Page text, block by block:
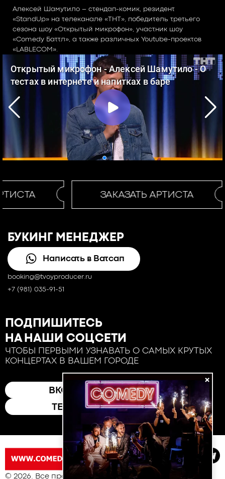
Алексей Шамутило – стендап-комик, резидент
«StandUp» на телеканале «ТНТ», победитель третьего
сезона шоу «Открытый микрофон», участник шоу
«Comedy Баттл», а также различных Youtube-проектов
«LABLECOM».
ЗАКАЗАТЬ АРТИСТА
БУКИНГ МЕНЕДЖЕР
Написать в Ватсап
booking@tvoyproducer.ru
+7 (981) 035-91-51
×
ПОДПИШИТЕСЬ
НА НАШИ СОЦСЕТИ
ЧТОБЫ ПЕРВЫМИ УЗНАВАТЬ О САМЫХ КРУТЫХ
КОНЦЕРТАХ В ВАШЕМ ГОРОДЕ
ВКОНТАКТЕ
ТЕЛЕГРАМ
© 2026. Все права защищены